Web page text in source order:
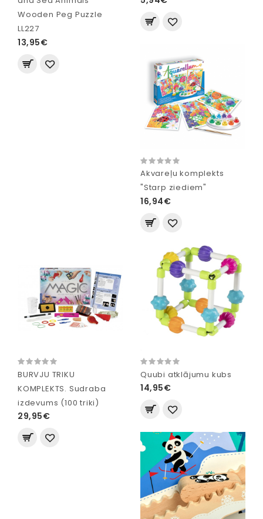
Wooden Peg Puzzle
LL227
13,95€
Akvareļu komplekts
"Starp ziediem"
16,94€
BURVJU TRIKU
KOMPLEKTS. Sudraba
izdevums (100 triki)
29,95€
Quubi atklājumu kubs
14,95€